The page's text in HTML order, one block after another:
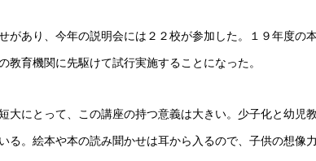
があり、今年の説明会には２２校が参加した。１９年度の
育機関に先駆けて試行実施することになった。
大にとって、この講座の持つ意義は大きい。少子化と幼児
る。絵本や本の読み聞かせは耳から入るので、子供の想像